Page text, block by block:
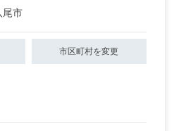
尾市
市区町村を変更